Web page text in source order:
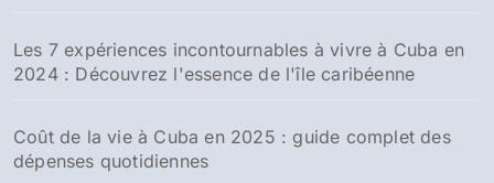
Les 7 expériences incontournables à vivre à Cuba en
2024 : Découvrez l'essence de l'île caribéenne
Coût de la vie à Cuba en 2025 : guide complet des
dépenses quotidiennes